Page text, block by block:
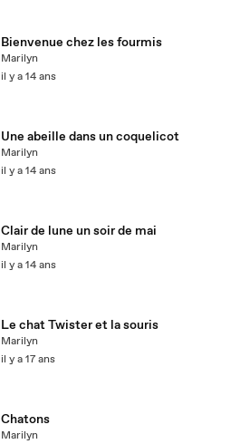
Bienvenue chez les fourmis
Marilyn
il y a 14 ans
Une abeille dans un coquelicot
Marilyn
il y a 14 ans
Clair de lune un soir de mai
Marilyn
il y a 14 ans
Le chat Twister et la souris
Marilyn
il y a 17 ans
Chatons
Marilyn